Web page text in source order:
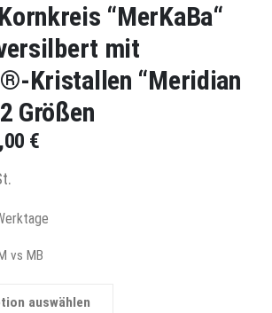
“MerKaBa“
mit
Kristallen “Meridian
Größen
€
vs MB